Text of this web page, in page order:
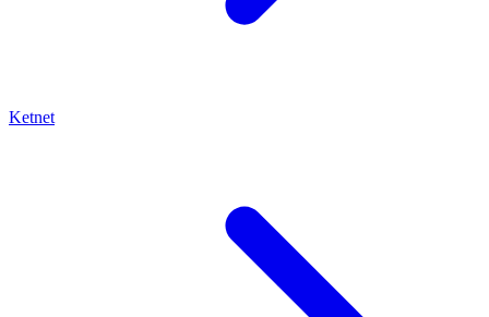
Ketnet